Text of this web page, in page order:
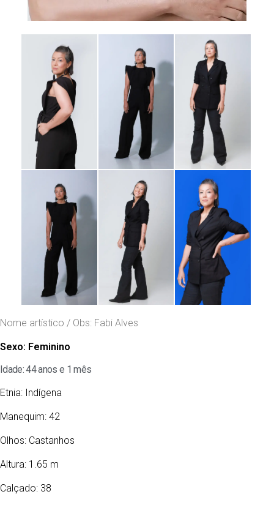
Nome artístico / Obs: Fabi Alves
Sexo: Feminino
Idade: 44 anos e 1 mês
Etnia: Indígena
Manequim: 42
Olhos: Castanhos
Altura: 1.65 m
Calçado: 38